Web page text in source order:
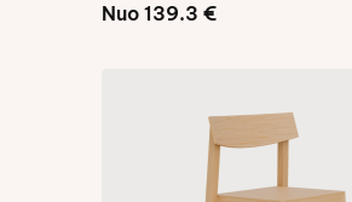
Nuo 139.3 €